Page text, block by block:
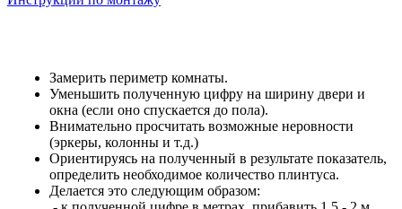
Замерить периметр комнаты.
Уменьшить полученную цифру на ширину двери и
окна (если оно спускается до пола).
Внимательно просчитать возможные неровности
(эркеры, колонны и т.д.)
Ориентируясь на полученный в результате показатель,
определить необходимое количество плинтуса.
Делается это следующим образом: